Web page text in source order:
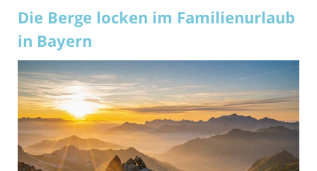
Die Berge locken im Familienurlaub
in Bayern